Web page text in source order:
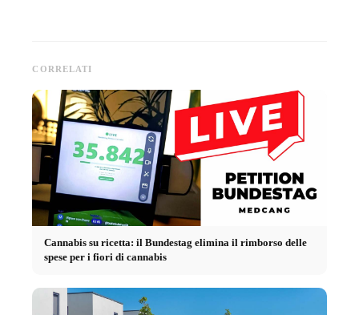
CORRELATI
Cannabis su ricetta: il Bundestag elimina il rimborso delle
spese per i fiori di cannabis